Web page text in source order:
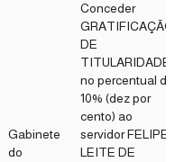
Gabinete
do
Conceder
GRATIFICAÇÃO
DE
TITULARIDADE
no percentual de
10% (dez por
cento) ao
servidor FELIPE
LEITE DE